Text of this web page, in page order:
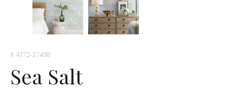
# 4172-27498
Sea Salt